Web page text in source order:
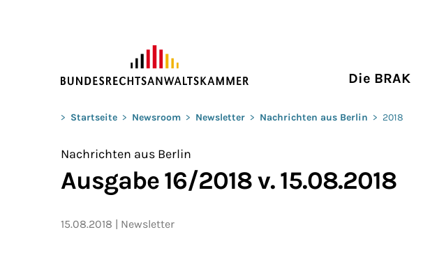
Die BRAK
Sie befinden sich hier:
> Startseite > Newsroom > Newsletter > Nachrichten aus Berlin > 2018
Nachrichten aus Berlin
Ausgabe 16/2018 v. 15.08.2018
15.08.2018 Newsletter